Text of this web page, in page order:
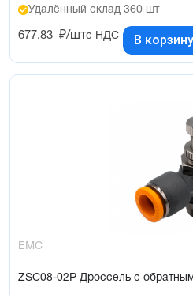
Удалённый склад 360 шт
677,83 ₽/штс НДС В корзину
EMC
ZSC08-02P Дроссель с